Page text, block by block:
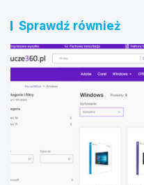
Sprawdź również